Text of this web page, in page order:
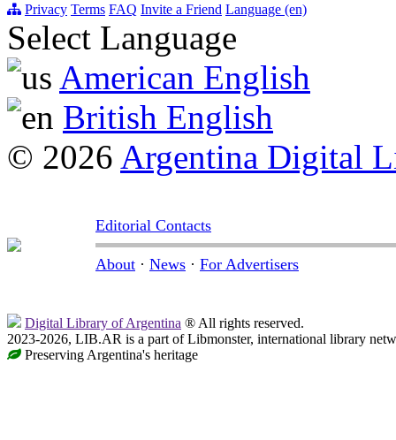
Privacy Terms FAQ Invite a Friend Language (en)
Select Language
American English
British English
© 2026 Argentina Digital
Editorial Contacts
About · News · For Advertisers
Digital Library of Argentina ® All rights reserved.
2023-2026, LIB.AR is a part of Libmonster, international library
Preserving Argentina's heritage